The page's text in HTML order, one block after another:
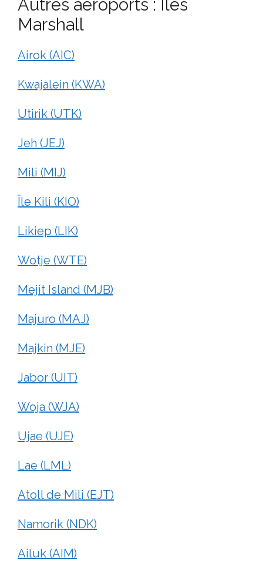
Autres aéroports : Îles
Marshall
Airok (AIC)
Kwajalein (KWA)
Utirik (UTK)
Jeh (JEJ)
Mili (MIJ)
Île Kili (KIO)
Likiep (LIK)
Wotje (WTE)
Mejit Island (MJB)
Majuro (MAJ)
Majkin (MJE)
Jabor (UIT)
Woja (WJA)
Ujae (UJE)
Lae (LML)
Atoll de Mili (EJT)
Namorik (NDK)
Ailuk (AIM)